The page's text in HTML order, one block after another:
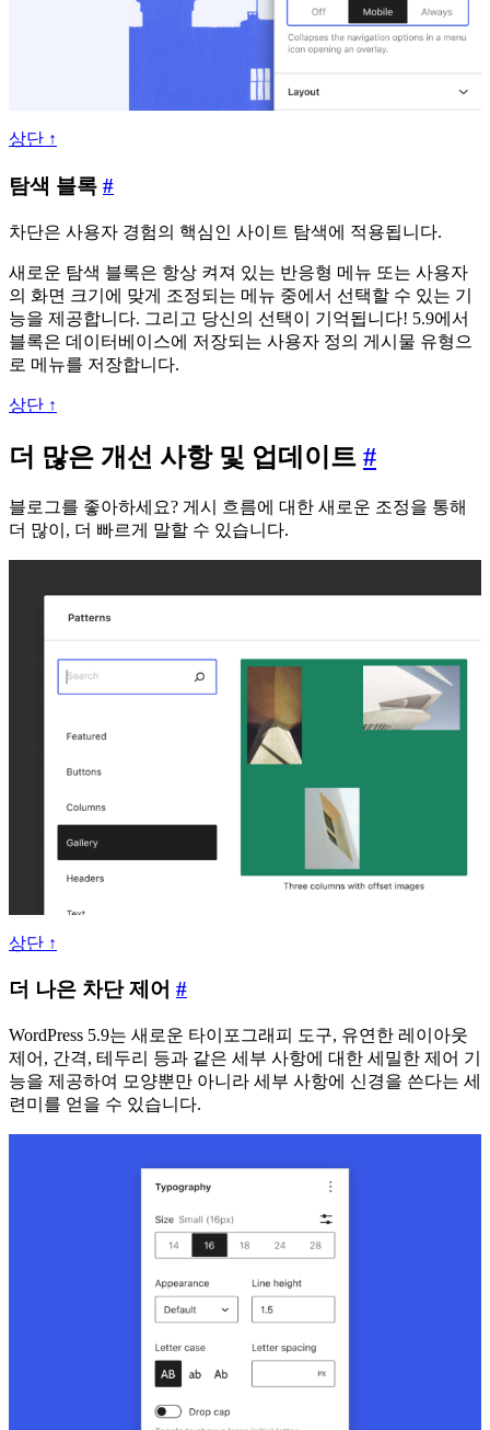
상단 ↑
탐색 블록 #탐
블
록
차단은 사용자 경험의 핵심인 사이트 탐색에 적용됩니다.
새로운 탐색 블록은 항상 켜져 있는 반응형 메뉴 또는 사용자
의 화면 크기에 맞게 조정되는 메뉴 중에서 선택할 수 있는 기
능을 제공합니다. 그리고 당신의 선택이 기억됩니다! 5.9에서
블록은 데이터베이스에 저장되는 사용자 정의 게시물 유형으
로 메뉴를 저장합니다.
상단 ↑
더 많은 개선 사항 및 업데이트 #더
은
개
선
항
및
업
블로그를 좋아하세요? 게시 흐름에 대한 새로운 조정을 통해
더 많이, 더 빠르게 말할 수 있습니다.
상단 ↑
더 나은 차단 제어 #더
은
차
단
제
WordPress 5.9는 새로운 타이포그래피 도구, 유연한 레이아웃
제어, 간격, 테두리 등과 같은 세부 사항에 대한 세밀한 제어 기
능을 제공하여 모양뿐만 아니라 세부 사항에 신경을 쓴다는 세
련미를 얻을 수 있습니다.